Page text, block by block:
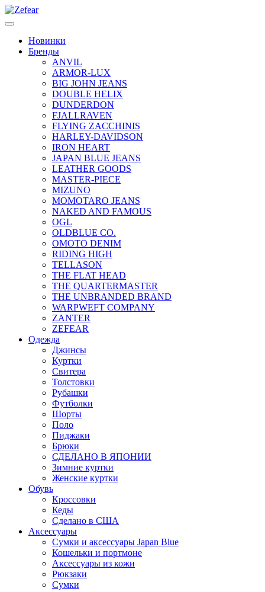
Новинки
Бренды
ANVIL
ARMOR-LUX
BIG JOHN JEANS
DOUBLE HELIX
DUNDERDON
FJALLRAVEN
FLYING ZACCHINIS
HARLEY-DAVIDSON
IRON HEART
JAPAN BLUE JEANS
LEATHER GOODS
MASTER-PIECE
MIZUNO
MOMOTARO JEANS
NAKED AND FAMOUS
OGL
OLDBLUE CO.
OMOTO DENIM
RIDING HIGH
TELLASON
THE FLAT HEAD
THE QUARTERMASTER
THE UNBRANDED BRAND
WARPWEFT COMPANY
ZANTER
ZEFEAR
Одежда
Джинсы
Куртки
Свитера
Толстовки
Рубашки
Футболки
Шорты
Поло
Пиджаки
Брюки
СДЕЛАНО В ЯПОНИИ
Зимние куртки
Женские куртки
Обувь
Кроссовки
Кеды
Сделано в США
Аксессуары
Сумки и аксессуары Japan Blue
Кошельки и портмоне
Аксессуары из кожи
Рюкзаки
Сумки